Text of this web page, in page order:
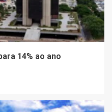
14% ao ano